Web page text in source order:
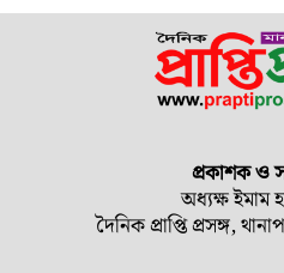
প্রকাশক ও
অধ্যক্ষ ইমাম
দৈনিক প্রাপ্তি প্রসঙ্গ,